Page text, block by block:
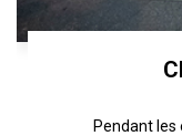
Pendant les